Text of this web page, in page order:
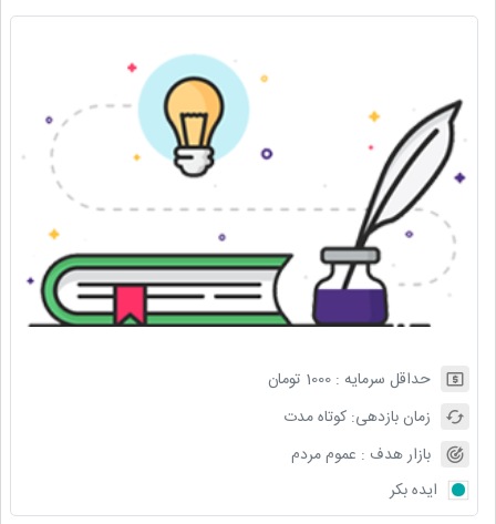
حداقل سرمایه :1000 تومان
زمان بازدهی:کوتاه مدت
بازار هدف : عموم مردم
ایده بکر